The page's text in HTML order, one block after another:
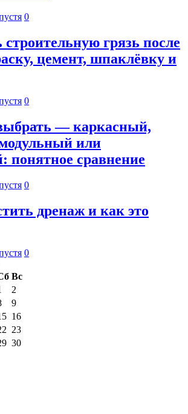
0
грязь после
цемент, шпаклёвку и
0
— каркасный,
или
понятное сравнение
0
дренаж и как это
0
Вс
2
9
16
23
30